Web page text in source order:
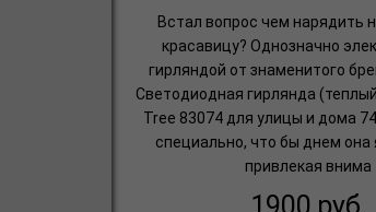
Встал вопрос чем нарядить
красавицу? Однозначно
гирляндой от знаменитого
Светодиодная гирлянда
Tree 83074 для улицы и дома
специально, что бы днем она
привлекая внима